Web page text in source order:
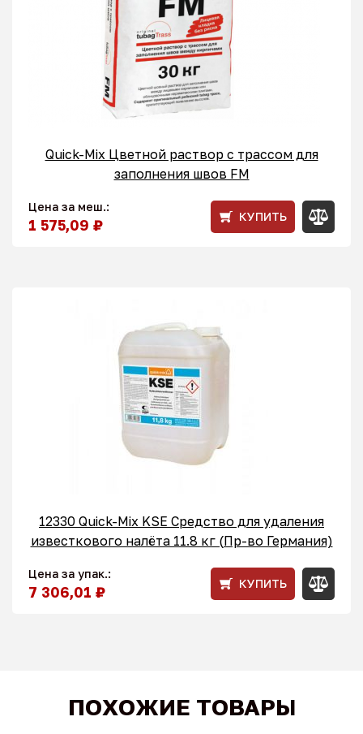
Quick-Mix Цветной раствор с трассом для
заполнения швов FM
Цена за меш.:
1 575,09 ₽ КУПИТЬ
12330 Quick-Mix KSE Средство для удаления
известкового налёта 11.8 кг (Пр-во Германия)
Цена за упак.:
7 306,01 ₽ КУПИТЬ
ПОХОЖИЕ ТОВАРЫ